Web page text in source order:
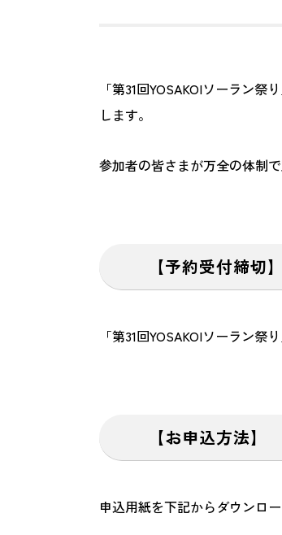
「第31回YOSAKOIソーラン
します。
参加者の皆さまが万全の体制
【予約受付締切】
「第31回YOSAKOIソーラン
【お申込方法】
申込用紙を下記からダウンロ